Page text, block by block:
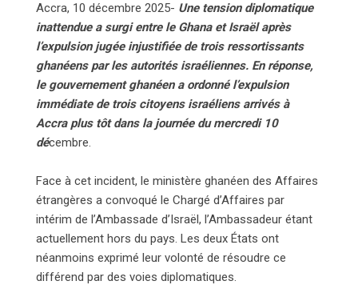
Accra, 10 décembre 2025- Une tension diplomatique
inattendue a surgi entre le Ghana et Israël après
l’expulsion jugée injustifiée de trois ressortissants
ghanéens par les autorités israéliennes. En réponse,
le gouvernement ghanéen a ordonné l’expulsion
immédiate de trois citoyens israéliens arrivés à
Accra plus tôt dans la journée du mercredi 10
décembre.
Face à cet incident, le ministère ghanéen des Affaires
étrangères a convoqué le Chargé d’Affaires par
intérim de l’Ambassade d’Israël, l’Ambassadeur étant
actuellement hors du pays. Les deux États ont
néanmoins exprimé leur volonté de résoudre ce
différend par des voies diplomatiques.